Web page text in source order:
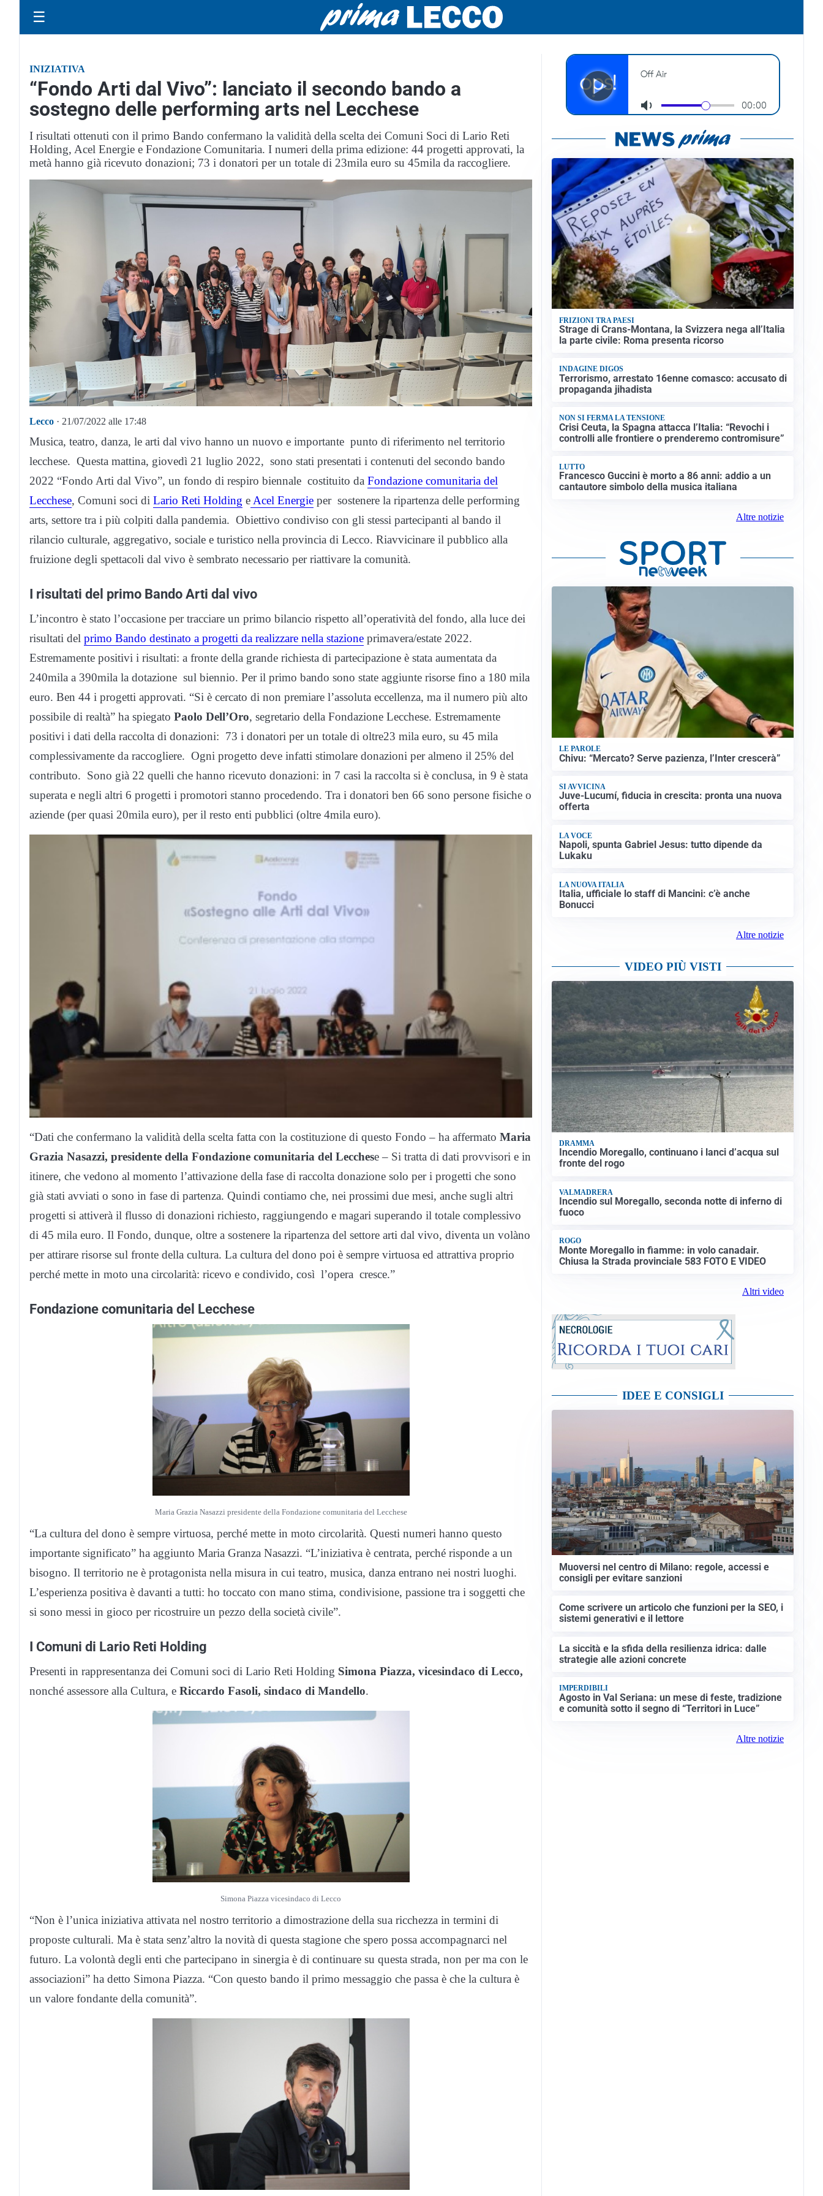
☰
INIZIATIVA
“Fondo Arti dal Vivo”: lanciato il secondo bando a
sostegno delle performing arts nel Lecchese
I risultati ottenuti con il primo Bando confermano la validità della scelta dei Comuni Soci di Lario Reti
Holding, Acel Energie e Fondazione Comunitaria. I numeri della prima edizione: 44 progetti approvati, la
metà hanno già ricevuto donazioni; 73 i donatori per un totale di 23mila euro su 45mila da raccogliere.
Lecco · 21/07/2022 alle 17:48
Musica, teatro, danza, le arti dal vivo hanno un nuovo e importante punto di riferimento nel territorio
lecchese. Questa mattina, giovedì 21 luglio 2022, sono stati presentati i contenuti del secondo bando
2022 “Fondo Arti dal Vivo”, un fondo di respiro biennale costituito da Fondazione comunitaria del
Lecchese, Comuni soci di Lario Reti Holding e Acel Energie per sostenere la ripartenza delle performing
arts, settore tra i più colpiti dalla pandemia. Obiettivo condiviso con gli stessi partecipanti al bando il
rilancio culturale, aggregativo, sociale e turistico nella provincia di Lecco. Riavvicinare il pubblico alla
fruizione degli spettacoli dal vivo è sembrato necessario per riattivare la comunità.
I risultati del primo Bando Arti dal vivo
L’incontro è stato l’occasione per tracciare un primo bilancio rispetto all’operatività del fondo, alla luce dei
risultati del primo Bando destinato a progetti da realizzare nella stazione primavera/estate 2022.
Estremamente positivi i risultati: a fronte della grande richiesta di partecipazione è stata aumentata da
240mila a 390mila la dotazione sul biennio. Per il primo bando sono state aggiunte risorse fino a 180 mila
euro. Ben 44 i progetti approvati. “Si è cercato di non premiare l’assoluta eccellenza, ma il numero più alto
possibile di realtà” ha spiegato Paolo Dell’Oro, segretario della Fondazione Lecchese. Estremamente
positivi i dati della raccolta di donazioni: 73 i donatori per un totale di oltre23 mila euro, su 45 mila
complessivamente da raccogliere. Ogni progetto deve infatti stimolare donazioni per almeno il 25% del
contributo. Sono già 22 quelli che hanno ricevuto donazioni: in 7 casi la raccolta si è conclusa, in 9 è stata
superata e negli altri 6 progetti i promotori stanno procedendo. Tra i donatori ben 66 sono persone fisiche o
aziende (per quasi 20mila euro), per il resto enti pubblici (oltre 4mila euro).
“Dati che confermano la validità della scelta fatta con la costituzione di questo Fondo – ha affermato Maria
Grazia Nasazzi, presidente della Fondazione comunitaria del Lecchese – Si tratta di dati provvisori e in
itinere, che vedono al momento l’attivazione della fase di raccolta donazione solo per i progetti che sono
già stati avviati o sono in fase di partenza. Quindi contiamo che, nei prossimi due mesi, anche sugli altri
progetti si attiverà il flusso di donazioni richiesto, raggiungendo e magari superando il totale complessivo
di 45 mila euro. Il Fondo, dunque, oltre a sostenere la ripartenza del settore arti dal vivo, diventa un volàno
per attirare risorse sul fronte della cultura. La cultura del dono poi è sempre virtuosa ed attrattiva proprio
perché mette in moto una circolarità: ricevo e condivido, così l’opera cresce.”
Fondazione comunitaria del Lecchese
Maria Grazia Nasazzi presidente della Fondazione comunitaria del Lecchese
“La cultura del dono è sempre virtuosa, perché mette in moto circolarità. Questi numeri hanno questo
importante significato” ha aggiunto Maria Granza Nasazzi. “L’iniziativa è centrata, perché risponde a un
bisogno. Il territorio ne è protagonista nella misura in cui teatro, musica, danza entrano nei nostri luoghi.
L’esperienza positiva è davanti a tutti: ho toccato con mano stima, condivisione, passione tra i soggetti che
si sono messi in gioco per ricostruire un pezzo della società civile”.
I Comuni di Lario Reti Holding
Presenti in rappresentanza dei Comuni soci di Lario Reti Holding Simona Piazza, vicesindaco di Lecco,
nonché assessore alla Cultura, e Riccardo Fasoli, sindaco di Mandello.
Simona Piazza vicesindaco di Lecco
“Non è l’unica iniziativa attivata nel nostro territorio a dimostrazione della sua ricchezza in termini di
proposte culturali. Ma è stata senz’altro la novità di questa stagione che spero possa accompagnarci nel
futuro. La volontà degli enti che partecipano in sinergia è di continuare su questa strada, non per ma con le
associazioni” ha detto Simona Piazza. “Con questo bando il primo messaggio che passa è che la cultura è
un valore fondante della comunità”.
FRIZIONI TRA PAESI
Strage di Crans-Montana, la Svizzera nega all’Italia
la parte civile: Roma presenta ricorso
INDAGINE DIGOS
Terrorismo, arrestato 16enne comasco: accusato di
propaganda jihadista
NON SI FERMA LA TENSIONE
Crisi Ceuta, la Spagna attacca l’Italia: “Revochi i
controlli alle frontiere o prenderemo contromisure”
LUTTO
Francesco Guccini è morto a 86 anni: addio a un
cantautore simbolo della musica italiana
Altre notizie
LE PAROLE
Chivu: “Mercato? Serve pazienza, l’Inter crescerà”
SI AVVICINA
Juve-Lucumí, fiducia in crescita: pronta una nuova
offerta
LA VOCE
Napoli, spunta Gabriel Jesus: tutto dipende da
Lukaku
LA NUOVA ITALIA
Italia, ufficiale lo staff di Mancini: c’è anche
Bonucci
Altre notizie
VIDEO PIÙ VISTI
DRAMMA
Incendio Moregallo, continuano i lanci d’acqua sul
fronte del rogo
VALMADRERA
Incendio sul Moregallo, seconda notte di inferno di
fuoco
ROGO
Monte Moregallo in fiamme: in volo canadair.
Chiusa la Strada provinciale 583 FOTO E VIDEO
Altri video
IDEE E CONSIGLI
Muoversi nel centro di Milano: regole, accessi e
consigli per evitare sanzioni
Come scrivere un articolo che funzioni per la SEO, i
sistemi generativi e il lettore
La siccità e la sfida della resilienza idrica: dalle
strategie alle azioni concrete
IMPERDIBILI
Agosto in Val Seriana: un mese di feste, tradizione
e comunità sotto il segno di “Territori in Luce”
Altre notizie